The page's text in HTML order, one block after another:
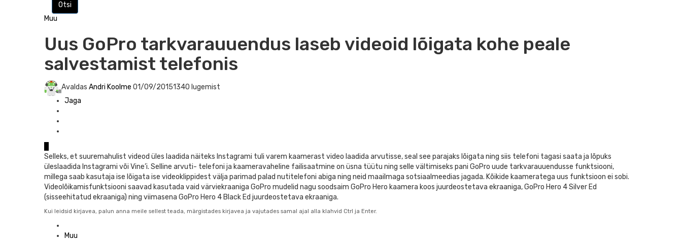
Otsi
Muu
Uus GoPro tarkvarauuendus laseb videoid lõigata kohe peale
salvestamist telefonis
Avaldas Andri Koolme 01/09/20151340 lugemist
Jaga
Selleks, et suuremahulist videod üles laadida näiteks Instagrami tuli varem kaamerast video laadida arvutisse, seal see parajaks lõigata ning siis telefoni tagasi saata ja lõpuks
üleslaadida Instagrami või Vine’i. Selline arvuti- telefoni ja kaameravaheline failisaatmine on üsna tüütu ning selle vältimiseks pani GoPro uude tarkvarauuendusse funktsiooni,
millega saab kasutaja ise lõigata ise videoklippidest välja parimad palad nutitelefoni abiga ning neid maailmaga sotsiaalmeedias jagada. Kõikide kaameratega uus funktsioon ei sobi.
Videolõikamisfunktsiooni saavad kasutada vaid värviekraaniga GoPro mudelid nagu soodsaim GoPro Hero kaamera koos juurdeostetava ekraaniga, GoPro Hero 4 Silver Ed
(sisseehitatud ekraaniga) ning viimasena GoPro Hero 4 Black Ed juurdeostetava ekraaniga.
Kui leidsid kirjavea, palun anna meile sellest teada, märgistades kirjavea ja vajutades samal ajal alla klahvid Ctrl ja Enter.
in
Muu